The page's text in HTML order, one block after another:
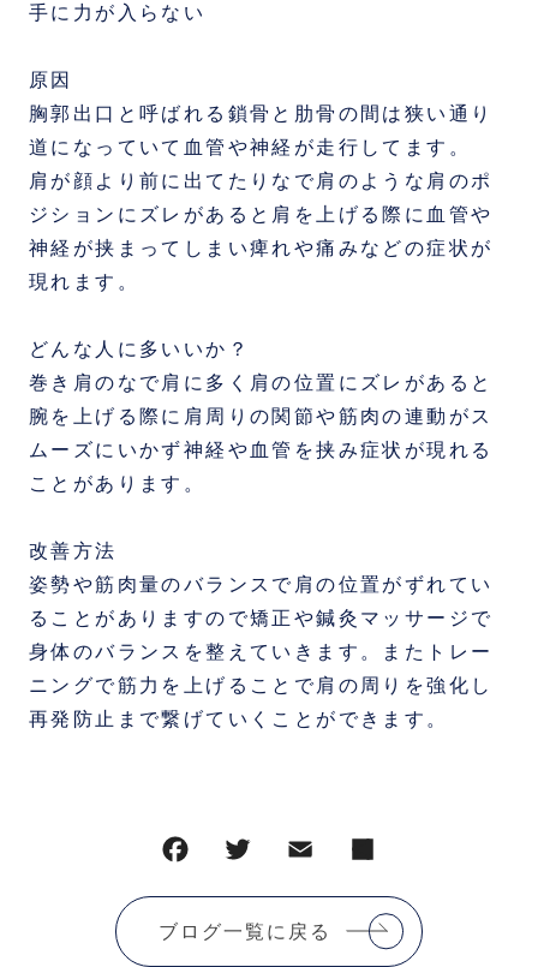
手に力が入らない
原因
胸郭出口と呼ばれる鎖骨と肋骨の間は狭い通り
道になっていて血管や神経が走行してます。
肩が顔より前に出てたりなで肩のような肩のポ
ジションにズレがあると肩を上げる際に血管や
神経が挟まってしまい痺れや痛みなどの症状が
現れます。
どんな人に多いいか？
巻き肩のなで肩に多く肩の位置にズレがあると
腕を上げる際に肩周りの関節や筋肉の連動がス
ムーズにいかず神経や血管を挟み症状が現れる
ことがあります。
改善方法
姿勢や筋肉量のバランスで肩の位置がずれてい
ることがありますので矯正や鍼灸マッサージで
身体のバランスを整えていきます。またトレー
ニングで筋力を上げることで肩の周りを強化し
再発防止まで繋げていくことができます。
ブログ一覧に戻る